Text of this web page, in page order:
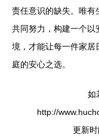
责任意识的缺失。唯有
共同努力，构建一个以
境，才能让每一件家居
庭的安心之选。
如
http://
更新